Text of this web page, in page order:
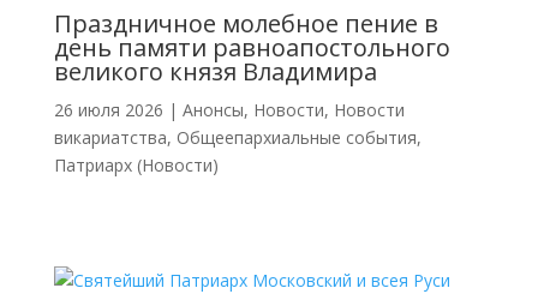
Праздничное молебное пение в
день памяти равноапостольного
великого князя Владимира
26 июля 2026 | Анонсы, Новости, Новости
викариатства, Общеепархиальные события,
Патриарх (Новости)